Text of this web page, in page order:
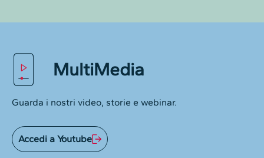
MultiMedia
Guarda i nostri video, storie e webinar.
Accedi a Youtube